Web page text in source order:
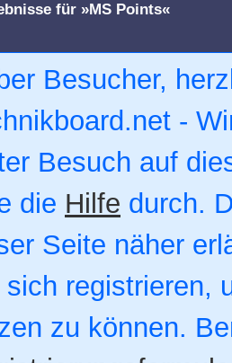
für »MS Points«
Besucher,
-
Besuch auf
die Hilfe durch.
Seite näher
sich registrieren,
zu können.